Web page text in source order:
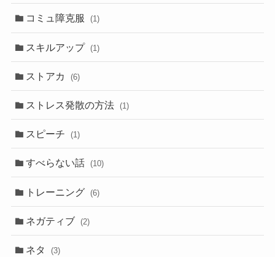
コミュ障克服 (1)
スキルアップ (1)
ストアカ (6)
ストレス発散の方法 (1)
スピーチ (1)
すべらない話 (10)
トレーニング (6)
ネガティブ (2)
ネタ (3)